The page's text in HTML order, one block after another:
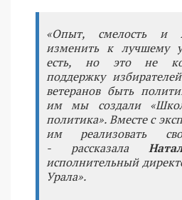
«Опыт, смелость и
изменить к лучшему
есть, но это не
поддержку
ветеранов быть
им мы создали
политика». Вместе с
им реализовать
- рассказала
исполнительный
Урала».